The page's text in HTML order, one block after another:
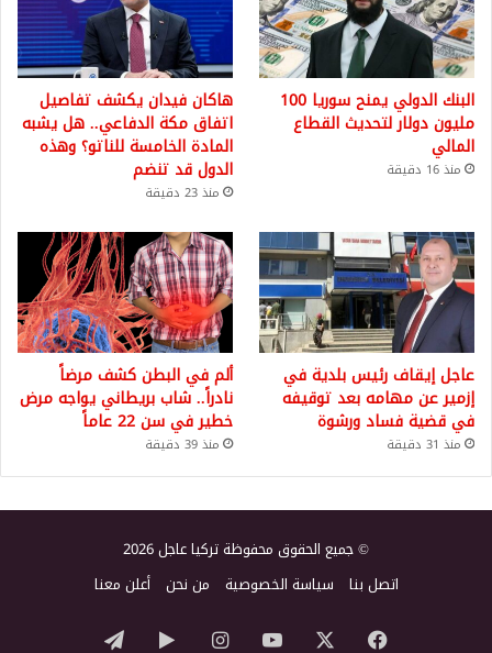
البنك الدولي يمنح سوريا 100
مليون دولار لتحديث القطاع
المالي
منذ 16 دقيقة
هاكان فيدان يكشف تفاصيل
اتفاق مكة الدفاعي.. هل يشبه
المادة الخامسة للناتو؟ وهذه
الدول قد تنضم
منذ 23 دقيقة
عاجل إيقاف رئيس بلدية في
إزمير عن مهامه بعد توقيفه
في قضية فساد ورشوة
منذ 31 دقيقة
ألم في البطن كشف مرضاً
نادراً.. شاب بريطاني يواجه مرض
خطير في سن 22 عاماً
منذ 39 دقيقة
© جميع الحقوق محفوظة تركيا عاجل 2026
اتصل بنا سياسة الخصوصية من نحن أعلن معنا
فيسبوك ‫YouTubeانستقرام‏Googleتيلقرام